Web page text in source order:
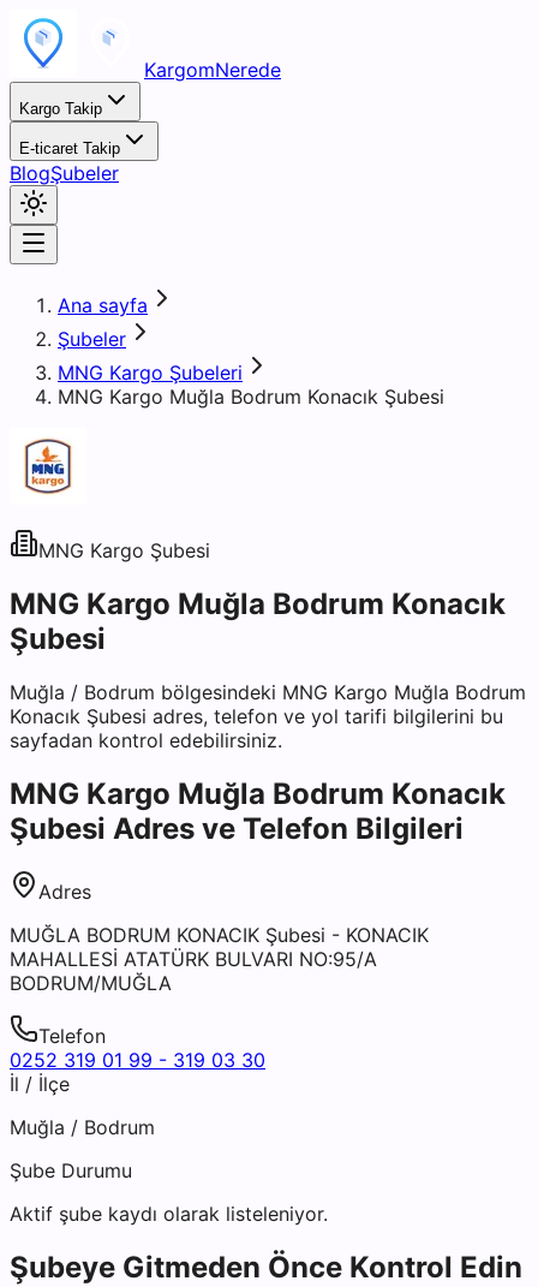
KargomNerede
Kargo Takip
E-ticaret Takip
BlogŞubeler
Ana sayfa
Şubeler
MNG Kargo Şubeleri
MNG Kargo Muğla Bodrum Konacık Şubesi
MNG Kargo Şubesi
MNG Kargo Muğla Bodrum Konacık
Şubesi
Muğla / Bodrum bölgesindeki MNG Kargo Muğla Bodrum
Konacık Şubesi adres, telefon ve yol tarifi bilgilerini bu
sayfadan kontrol edebilirsiniz.
MNG Kargo Muğla Bodrum Konacık
Şubesi Adres ve Telefon Bilgileri
Adres
MUĞLA BODRUM KONACIK Şubesi - KONACIK
MAHALLESİ ATATÜRK BULVARI NO:95/A
BODRUM/MUĞLA
Telefon
0252 319 01 99 - 319 03 30
İl / İlçe
Muğla / Bodrum
Şube Durumu
Aktif şube kaydı olarak listeleniyor.
Şubeye Gitmeden Önce Kontrol Edin